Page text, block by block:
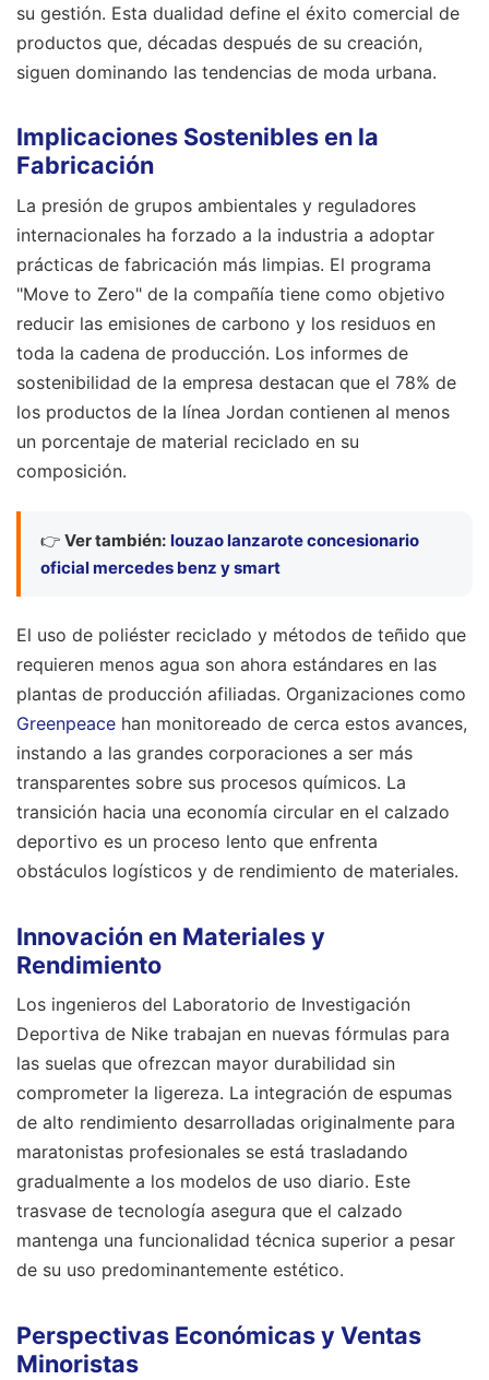
su gestión. Esta dualidad define el éxito comercial de
productos que, décadas después de su creación,
siguen dominando las tendencias de moda urbana.
Implicaciones Sostenibles en la
Fabricación
La presión de grupos ambientales y reguladores
internacionales ha forzado a la industria a adoptar
prácticas de fabricación más limpias. El programa
"Move to Zero" de la compañía tiene como objetivo
reducir las emisiones de carbono y los residuos en
toda la cadena de producción. Los informes de
sostenibilidad de la empresa destacan que el 78% de
los productos de la línea Jordan contienen al menos
un porcentaje de material reciclado en su
composición.
👉 Ver también: louzao lanzarote concesionario
oficial mercedes benz y smart
El uso de poliéster reciclado y métodos de teñido que
requieren menos agua son ahora estándares en las
plantas de producción afiliadas. Organizaciones como
Greenpeace han monitoreado de cerca estos avances,
instando a las grandes corporaciones a ser más
transparentes sobre sus procesos químicos. La
transición hacia una economía circular en el calzado
deportivo es un proceso lento que enfrenta
obstáculos logísticos y de rendimiento de materiales.
Innovación en Materiales y
Rendimiento
Los ingenieros del Laboratorio de Investigación
Deportiva de Nike trabajan en nuevas fórmulas para
las suelas que ofrezcan mayor durabilidad sin
comprometer la ligereza. La integración de espumas
de alto rendimiento desarrolladas originalmente para
maratonistas profesionales se está trasladando
gradualmente a los modelos de uso diario. Este
trasvase de tecnología asegura que el calzado
mantenga una funcionalidad técnica superior a pesar
de su uso predominantemente estético.
Perspectivas Económicas y Ventas
Minoristas